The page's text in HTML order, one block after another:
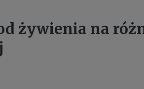
żywienia na